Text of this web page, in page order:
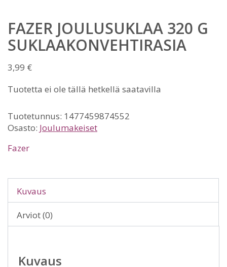
FAZER JOULUSUKLAA 320 G
SUKLAAKONVEHTIRASIA
3,99 €
Tuotetta ei ole tällä hetkellä saatavilla
Tuotetunnus: 1477459874552
Osasto: Joulumakeiset
Fazer
Kuvaus
Arviot (0)
Kuvaus